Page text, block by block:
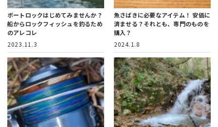
ボートロックはじめてみませんか？
船からロックフィッシュを釣るため
のアレコレ
2023.11.3
魚さばきに必要なアイテム！ 安価に
済ませる？それとも、専門のものを
購入？
2024.1.8